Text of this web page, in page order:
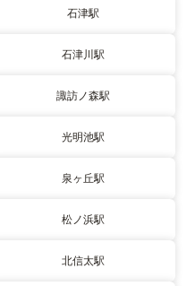
石津駅
石津川駅
諏訪ノ森駅
光明池駅
泉ヶ丘駅
松ノ浜駅
北信太駅